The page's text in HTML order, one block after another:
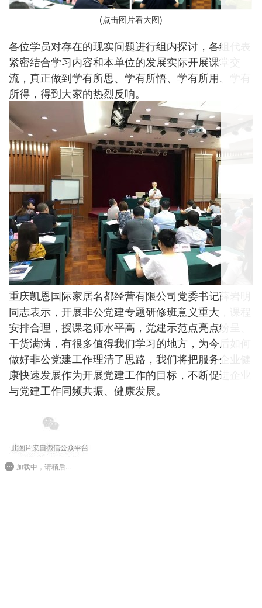
(点击图片看大图)
各位学员对存在的现实问题进行组内探讨，各组代表
紧密结合学习内容和本单位的发展实际开展课堂交
流，真正做到学有所思、学有所悟、学有所用、学有
所得，得到大家的热烈反响。
重庆凯恩国际家居名都经营有限公司党委书记薛岩明
同志表示，开展非公党建专题研修班意义重大，课程
安排合理，授课老师水平高，党建示范点亮点纷呈、
干货满满，有很多值得我们学习的地方，为今后如何
做好非公党建工作理清了思路，我们将把服务企业健
康快速发展作为开展党建工作的目标，不断促进企业
与党建工作同频共振、健康发展。
加载中，请稍后...